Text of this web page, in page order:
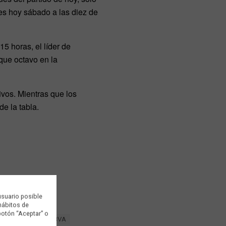
hoy sábado a las diez de
horas, el líder de
octavo en la
Mientras que los
la tabla.
Liga BBVA
posible
de
“Aceptar” o